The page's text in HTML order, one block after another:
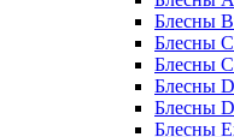
Блесны
Блесны
Блесны
Блесны
Блесны
Блесны